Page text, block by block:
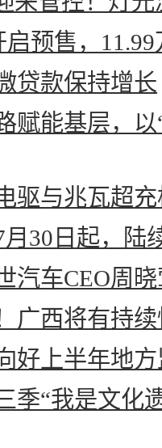
启预售，
贷款保持增长
赋能基层，
驱与兆瓦超
30日起，陆
汽车CEO周
广西将有持
好上半年地
季“我是文化